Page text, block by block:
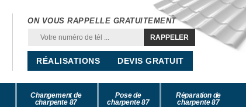
ON VOUS RAPPELLE GRATUITEMENT
RÉALISATIONS DEVIS GRATUIT
Changement de
charpente 87
Pose de
charpente 87
Réparation de
charpente 87